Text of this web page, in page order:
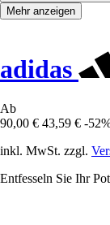
Mehr anzeigen
adidas
Ab
90,00 € 43,59 € -
inkl. MwSt. zzgl.
Entfesseln Sie Ihr